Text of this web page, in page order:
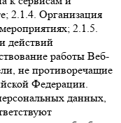
2.1.4. Организация
2.1.5.
действий
работы Веб-
не противоречащие
Федерации.
данных,